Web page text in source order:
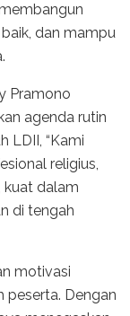
dan mampu
Pramono
agenda rutin
LDII, “Kami
religius,
kuat dalam
di tengah
motivasi
peserta. Dengan